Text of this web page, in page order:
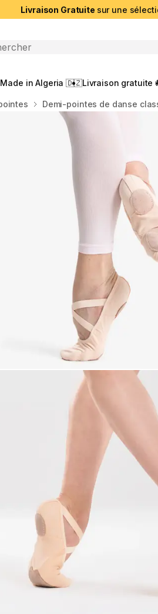
Livraison Gratuite sur une
ouverte
Made in Algeria 🇩🇿Livraison gratuite
Demi-pointes de danse